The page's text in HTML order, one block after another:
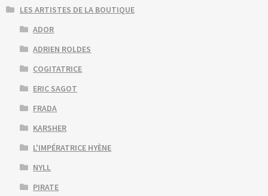
LES ARTISTES DE LA BOUTIQUE
ADOR
ADRIEN ROLDES
COGITATRICE
ERIC SAGOT
FRADA
KARSHER
L'IMPÉRATRICE HYÈNE
NYLL
PIRATE